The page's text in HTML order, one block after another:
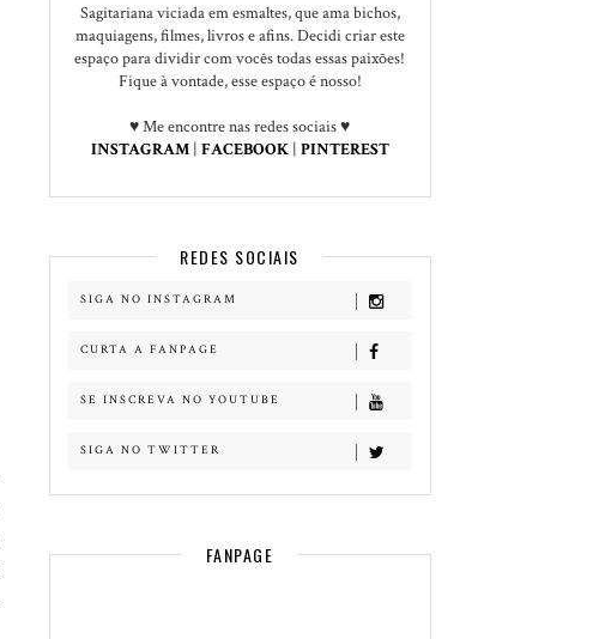
Sagitariana viciada em esmaltes, que ama bichos,
maquiagens, filmes, livros e afins. Decidi criar este
espaço para dividir com vocês todas essas paixões!
Fique à vontade, esse espaço é nosso!
♥ Me encontre nas redes sociais ♥
INSTAGRAM | FACEBOOK | PINTEREST
REDES SOCIAIS
SIGA NO INSTAGRAM
CURTA A FANPAGE
SE INSCREVA NO YOUTUBE
SIGA NO TWITTER
FANPAGE